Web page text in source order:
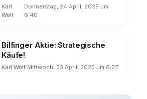
Karl
Wolf
Donnerstag, 24 April, 2025 um
6:40
Bilfinger Aktie: Strategische
Käufe!
Karl Wolf Mittwoch, 23 April, 2025 um 6:27